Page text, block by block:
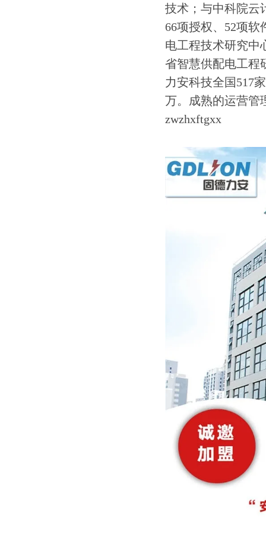
技术；与中科院云
66项授权、52项
电工程技术研究中
省智慧供配电工程
力安科技全国517
万。成熟的运营管
zwzhxftgxx